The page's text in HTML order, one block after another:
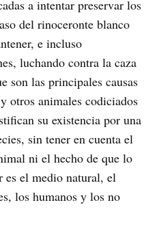
a intentar preservar los
del rinoceronte blanco
e incluso
luchando contra la caza
son las principales causas
otros animales codiciados
su existencia por una
sin tener en cuenta el
ni el hecho de que lo
es el medio natural, el
los humanos y los no